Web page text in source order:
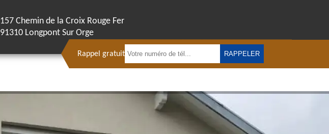
157 Chemin de la Croix Rouge Fer
91310 Longpont Sur Orge
Rappel gratuit